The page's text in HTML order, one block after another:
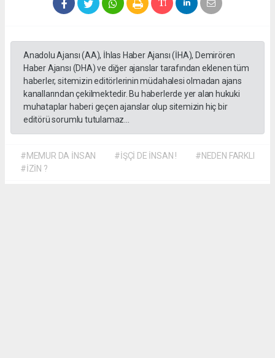
Anadolu Ajansı (AA), İhlas Haber Ajansı (İHA), Demirören
Haber Ajansı (DHA) ve diğer ajanslar tarafından eklenen tüm
haberler, sitemizin editörlerinin müdahalesi olmadan ajans
kanallarından çekilmektedir. Bu haberlerde yer alan hukuki
muhataplar haberi geçen ajanslar olup sitemizin hiç bir
editörü sorumlu tutulamaz...
#MEMUR DA İNSAN #İŞÇİ DE İNSAN !
#NEDEN FARKLI
#İZİN ?